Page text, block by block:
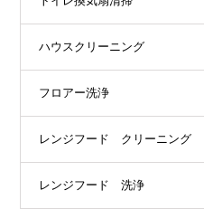
ハウスクリーニング
フロアー洗浄
レンジフード クリーニング
レンジフード 洗浄